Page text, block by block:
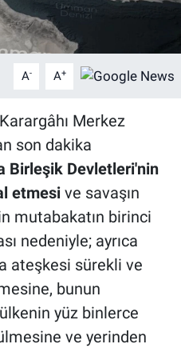
A- A+
Merkez
son dakika
Birleşik Devletleri'nin
etmesi ve savaşın
mutabakatın birinci
nedeniyle; ayrıca
ateşkesi sürekli ve
bunun
yüz binlerce
ve yerinden